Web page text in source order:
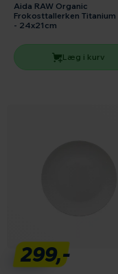
Aida RAW Organic
Frokosttallerken Titanium
- 24x21cm
Læg i kurv
299,-